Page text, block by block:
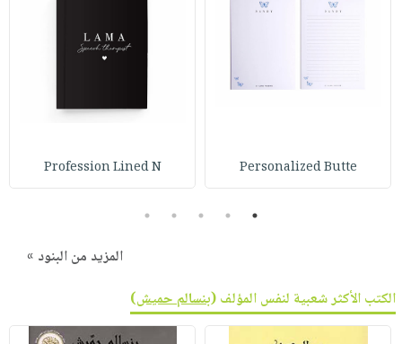
Personalized Butte
Profession Lined N
1
2
3
4
5
المزيد من البنود »
الكتب الأكثر شعبية لنفس المؤلف (بنسالم حميش)